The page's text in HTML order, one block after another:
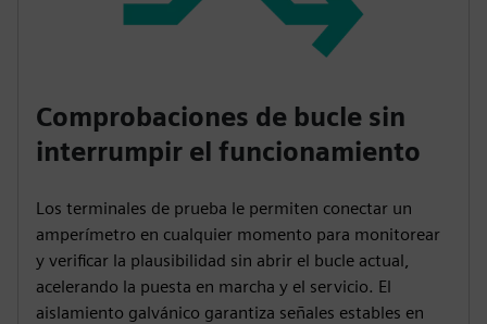
Comprobaciones de bucle sin
interrumpir el funcionamiento
Los terminales de prueba le permiten conectar un
amperímetro en cualquier momento para monitorear
y verificar la plausibilidad sin abrir el bucle actual,
acelerando la puesta en marcha y el servicio. El
aislamiento galvánico garantiza señales estables en